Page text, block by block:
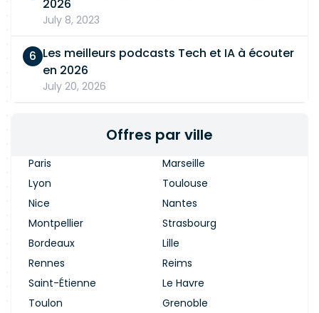
architectures LAN (Cisco, Aruba, Juniper…), Wi-Fi
(Cisco, Aruba…), NAC (Cisco ISE, Aruba ClearPass
etc.) Automatisation : expertise en Ansible et
Python Maîtrise des outils et concepts DevOps :
Git, Jenkins, CI/CD, Terraform (IaC) Protocoles
supervision réseau (LibreNMS, Prometheus, etc.)
2026
July 8, 2023
Les meilleurs podcasts Tech et IA à écouter
en 2026
July 20, 2026
Offres par ville
Paris
Marseille
Lyon
Toulouse
Nice
Nantes
Montpellier
Strasbourg
Bordeaux
Lille
Rennes
Reims
Saint-Étienne
Le Havre
Toulon
Grenoble